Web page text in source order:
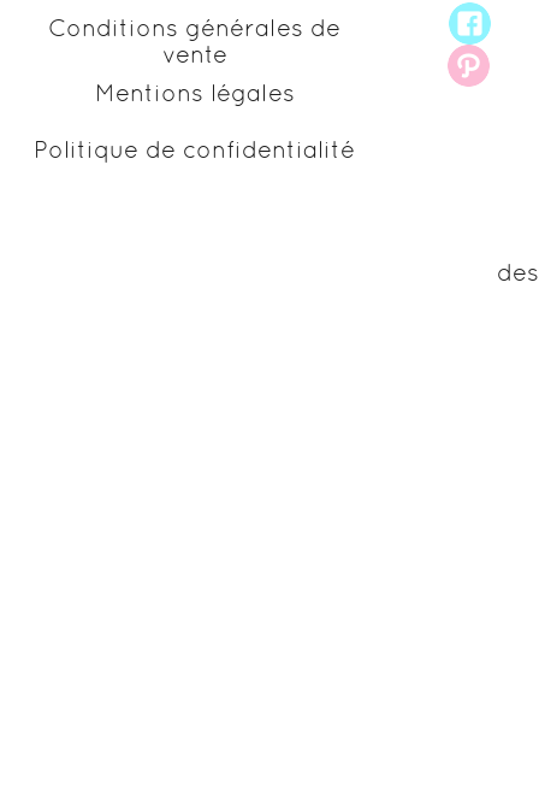
Conditions générales de
vente
Mentions légales
Politique de confidentialité